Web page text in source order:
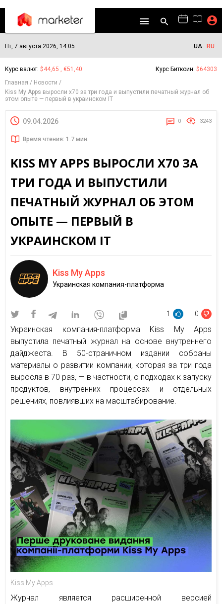
Пт, 7 августа 2026, 14:05 UA RU
Курс валют: $44,65 , €51,40 Курс Биткоин: $64303
Главная
Новости
Kiss My Apps выросли х70 за три года и выпустили печатный журнал об
этом опыте — первый в украинском IT
09.04.2026 0 3243
Время чтения: 1.7 мин.
KISS MY APPS ВЫРОСЛИ Х70 ЗА
ТРИ ГОДА И ВЫПУСТИЛИ
ПЕЧАТНЫЙ ЖУРНАЛ ОБ ЭТОМ
ОПЫТЕ — ПЕРВЫЙ В
УКРАИНСКОМ IT
Kiss My Apps
Украинская компания-платформа
1 0
Украинская компания-платформа Kiss My Apps
выпустила печатный журнал на основе внутреннего
дайджеста. В 50-страничном издании собраны
материалы о развитии компании, которая за три года
выросла в 70 раз, — в частности, о подходах к запуску
продуктов, внутренних процессах и отдельных
решениях, повлиявших на масштабирование.
Kiss My Apps
Журнал является расширенной версией